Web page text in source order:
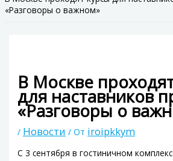
«Разговоры о важном»
В Москве
для наставников
«Разговоры о
/ Новости / От iroipkkym
С 3 сентября в гостиничном